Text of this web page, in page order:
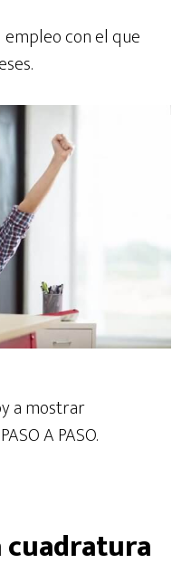
con el que
a mostrar
A PASO.
cuadratura